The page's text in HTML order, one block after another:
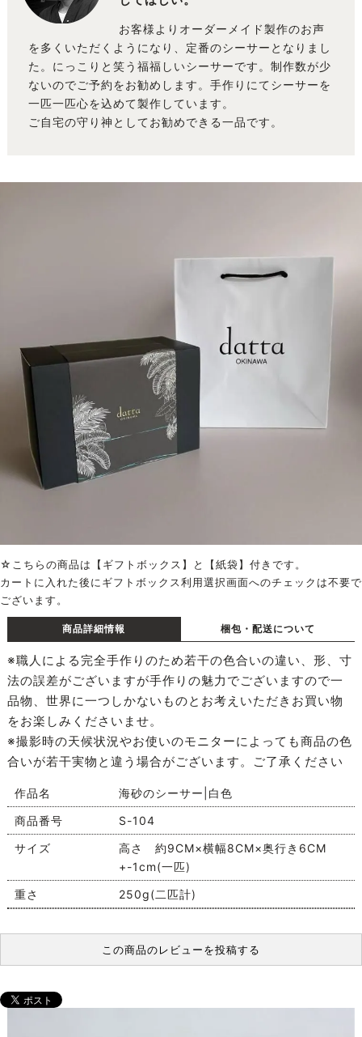
お客様よりオーダーメイド製作のお声
を多くいただくようになり、定番のシーサーとなりまし
た。にっこりと笑う福福しいシーサーです。制作数が少
ないのでご予約をお勧めします。手作りにてシーサーを
一匹一匹心を込めて製作しています。
ご自宅の守り神としてお勧めできる一品です。
☆こちらの商品は【ギフトボックス】と【紙袋】付きです。
カートに入れた後にギフトボックス利用選択画面へのチェックは不要で
ございます。
商品詳細情報 梱包・配送について
※職人による完全手作りのため若干の色合いの違い、形、寸
法の誤差がございますが手作りの魅力でございますので一
品物、世界に一つしかないものとお考えいただきお買い物
をお楽しみくださいませ。
※撮影時の天候状況やお使いのモニターによっても商品の色
合いが若干実物と違う場合がございます。ご了承ください
作品名
海砂のシーサー|白色
商品番号
S-104
サイズ
高さ 約9CM×横幅8CM×奥行き6CM
+-1cm(一匹)
重さ
250g(二匹計)
この商品のレビューを投稿する